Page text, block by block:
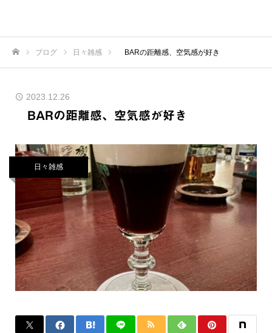
ブログ 日々雑感 BARの距離感、空気感が好き
2023.12.26
BARの距離感、空気感が好き
日々雑感